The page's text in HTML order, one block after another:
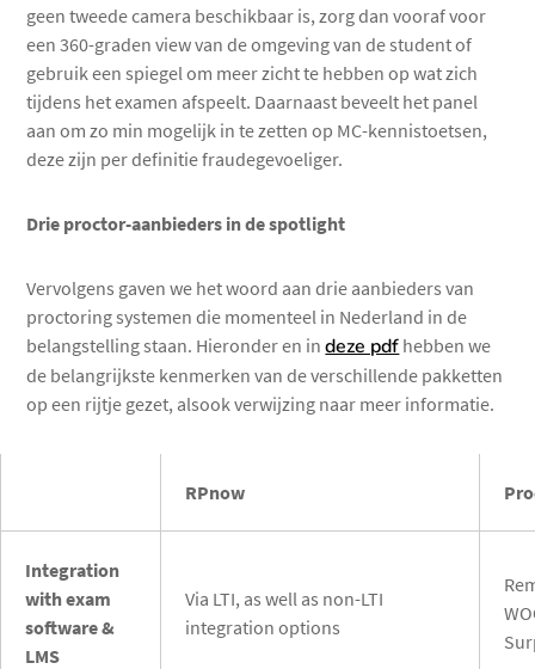
geen tweede camera beschikbaar is, zorg dan vooraf voor
een 360-graden view van de omgeving van de student of
gebruik een spiegel om meer zicht te hebben op wat zich
tijdens het examen afspeelt. Daarnaast beveelt het panel
aan om zo min mogelijk in te zetten op MC-kennistoetsen,
deze zijn per definitie fraudegevoeliger.
Drie proctor-aanbieders in de spotlight
Vervolgens gaven we het woord aan drie aanbieders van
proctoring systemen die momenteel in Nederland in de
belangstelling staan. Hieronder en indeze pdf hebben we
de belangrijkste kenmerken van de verschillende pakketten
op een rijtje gezet, alsook verwijzing naar meer informatie.
RPnow
Integration
with exam
software &
LMS
Via LTI, as well as non-LTI
integration options